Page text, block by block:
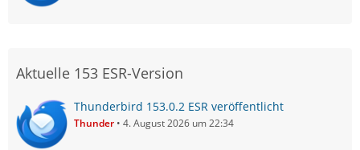
Aktuelle 153 ESR-Version
Thunderbird 153.0.2 ESR veröffentlicht
Thunder 4. August 2026 um 22:34